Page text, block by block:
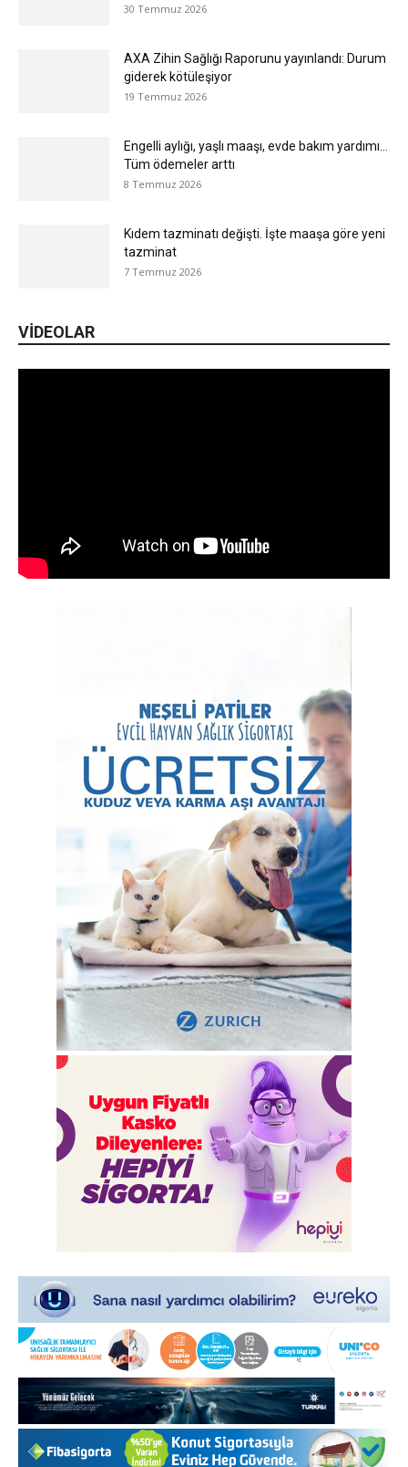
30 Temmuz 2026
AXA Zihin Sağlığı Raporunu yayınlandı: Durum
giderek kötüleşiyor
19 Temmuz 2026
Engelli aylığı, yaşlı maaşı, evde bakım yardımı…
Tüm ödemeler arttı
8 Temmuz 2026
Kıdem tazminatı değişti. İşte maaşa göre yeni
tazminat
7 Temmuz 2026
VIDEOLAR